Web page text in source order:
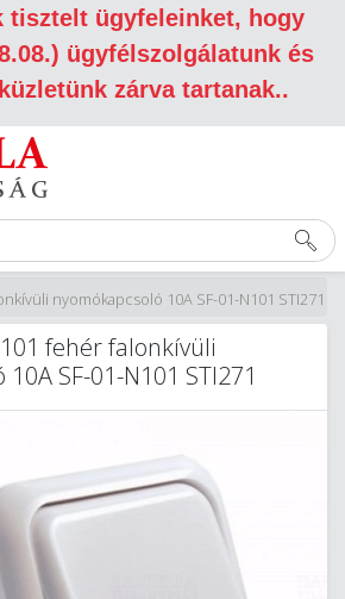
tisztelt ügyfeleinket, hogy
ügyfélszolgálatunk és
zárva tartanak..
nyomókapcsoló 10A SF-01-N101 STI271
fehér falonkívüli
SF-01-N101 STI271